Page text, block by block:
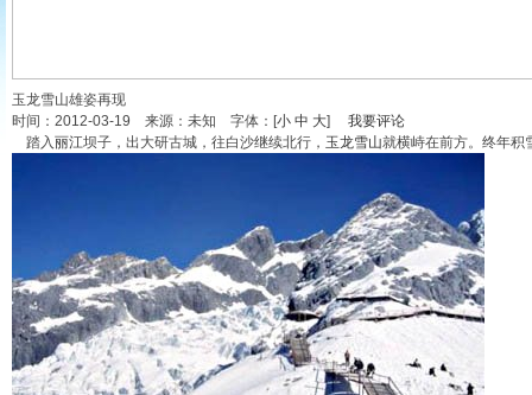
玉龙雪山雄姿再现
时间：2012-03-19 来源：未知 字体：[小 中 大] 我要评论
踏入丽江坝子，出大研古城，往白沙继续北行， 玉龙雪山就横峙在前方。终年积